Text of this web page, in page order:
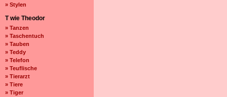
» Stylen
T wie Theodor
» Tanzen
» Taschentuch
» Tauben
» Teddy
» Telefon
» Teuflische
» Tierarzt
» Tiere
» Tiger